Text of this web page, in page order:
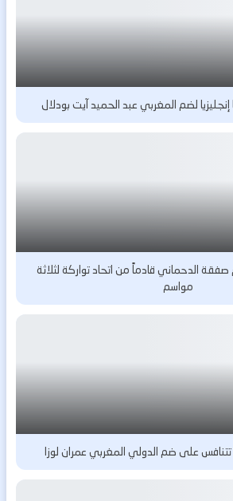
لضم المغربي عبد الحميد آيت بودلال
الدحماني قادماً من اتحاد تواركة لثلاثة
مواسم
تتنافس على ضم الدولي المغربي عمران لوزا